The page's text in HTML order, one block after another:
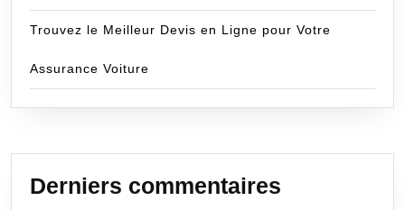
Trouvez le Meilleur Devis en Ligne pour Votre
Assurance Voiture
Derniers commentaires